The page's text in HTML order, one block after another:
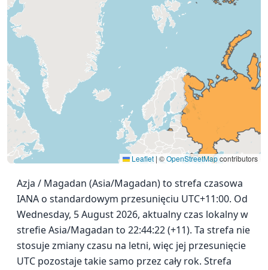
Leaflet | ©OpenStreetMapcontributors
Azja / Magadan (Asia/Magadan) to strefa czasowa
IANA o standardowym przesunięciu UTC+11:00. Od
Wednesday, 5 August 2026, aktualny czas lokalny w
strefie Asia/Magadan to 22:44:22 (+11). Ta strefa nie
stosuje zmiany czasu na letni, więc jej przesunięcie
UTC pozostaje takie samo przez cały rok. Strefa